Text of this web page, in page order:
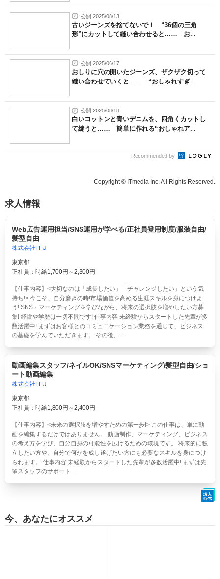
公開 2025/08/13
古いジーンズを捨てないで！ “36個の三角
形”にカットして縫い合わせると…… お...
公開 2025/06/17
おしりに穴の開いたジーンズ、ザクザク切って
縫い合わせていくと…… “おしゃれすぎ...
公開 2025/08/18
白いコットンと青いデニムを、四角くカットし
て縫うと…… 簡単に作れる“おしゃれア...
Recommended by
Copyright © ITmedia Inc. All Rights Reserved.
求人情報
Web広告運用担当/SNS運用が学べる/正社員登用制度/服装自由/
髪型自由
株式会社FFU
東京都
正社員：時給1,700円～2,300円
【仕事内容】<大切なのは「成長したい」「チャレンジしたい」という気
持ち!> 今こそ、自分磨きの時!市場価値を高める生涯スキルを身につけよ
う! SNS・マーケティングを学びながら、将来の選択肢を増やしたい方募
集! 経験や学歴は一切不問です! 仕事内容 未経験からスタートした先輩が多
数活躍中! まずはお客様とのコミュニケーション業務を通じて、ビジネス
の基礎を学んでいただきます。 その後、...
動画編集スタッフ/ネイルOK/SNSマーケティング/髪型自由/ショ
ート動画編集
株式会社FFU
東京都
正社員：時給1,800円～2,400円
【仕事内容】<未来の選択肢を増やすための第一歩!> この仕事は、単に動
画を編集するだけではありません。 動画制作、マーケティング、ビジネス
の考え方を学び、自分自身の可能性を広げるための環境です。 将来的に独
立したい方や、自分で何かを成し遂げたい方にも必要なスキルを身につけ
られます。 仕事内容 未経験からスタートした先輩が多数活躍中! まずは先
輩スタッフのサポート...
今、あなたにオススメ